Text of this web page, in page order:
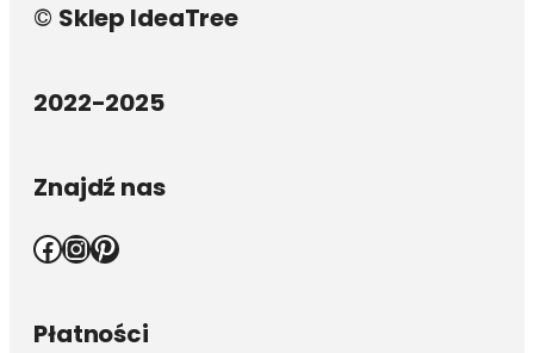
© Sklep IdeaTree
2022-2025
Znajdź nas
Facebook InstagramPinterest
Płatności